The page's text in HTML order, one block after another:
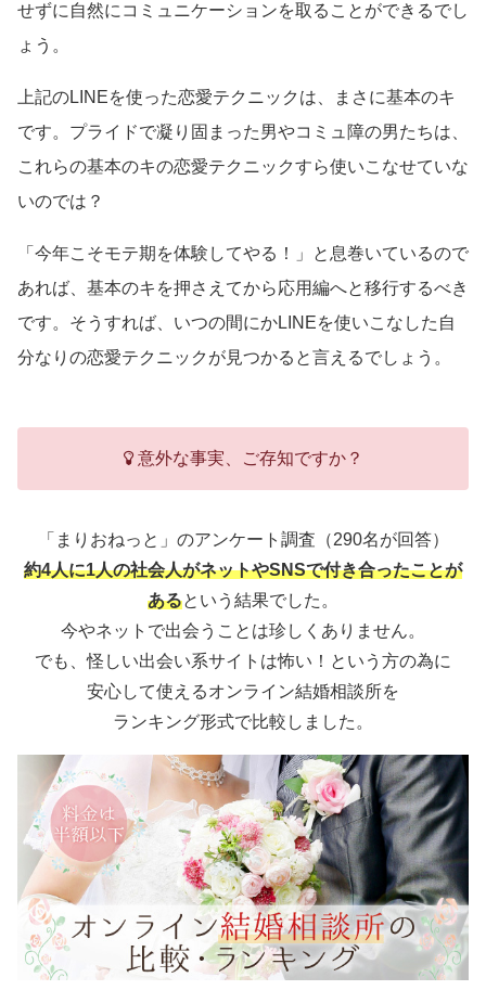
せずに自然にコミュニケーションを取ることができるでし
ょう。
上記のLINEを使った恋愛テクニックは、まさに基本のキ
です。プライドで凝り固まった男やコミュ障の男たちは、
これらの基本のキの恋愛テクニックすら使いこなせていな
いのでは？
「今年こそモテ期を体験してやる！」と息巻いているので
あれば、基本のキを押さえてから応用編へと移行するべき
です。そうすれば、いつの間にかLINEを使いこなした自
分なりの恋愛テクニックが見つかると言えるでしょう。
意外な事実、ご存知ですか？
「まりおねっと」のアンケート調査（290名が回答）
約4人に1人の社会人がネットやSNSで付き合ったことが
あるという結果でした。
今やネットで出会うことは珍しくありません。
でも、怪しい出会い系サイトは怖い！という方の為に
安心して使えるオンライン結婚相談所を
ランキング形式で比較しました。